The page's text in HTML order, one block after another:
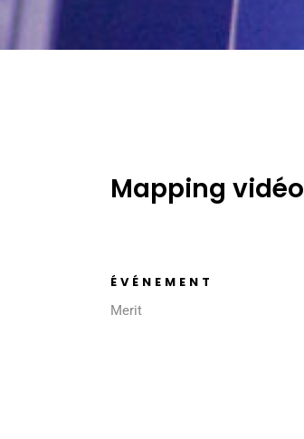
Mapping vidéo
ÉVÉNEMENT
Merit